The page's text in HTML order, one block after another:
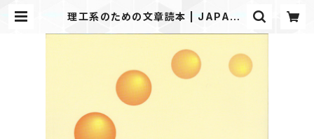
理工系のための文章読本 | JAPANP